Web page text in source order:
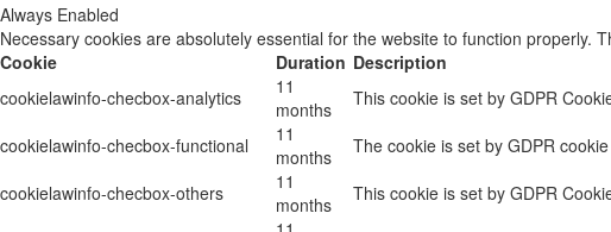
Always Enabled
Necessary cookies are absolutely essential for the website to function properly.
Cookie
Duration Description
cookielawinfo-checbox-analytics
11
months
This cookie is set by GDPR
cookielawinfo-checbox-functional
11
months
The cookie is set by GDPR
cookielawinfo-checbox-others
11
months
This cookie is set by GDPR